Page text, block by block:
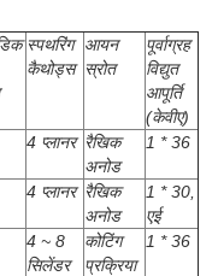
स्पथरिंग
कैथोड्स
आयन
स्रोत
पूर्वाग्रह
विद्युत
आपूर्ति
(केवीए)
4 प्लानर रैखिक
अनोड
1 * 36
4 प्लानर रैखिक
अनोड
1 * 30,
एई
4 ~ 8
सिलेंडर
कोटिंग
प्रक्रिया
1 * 36